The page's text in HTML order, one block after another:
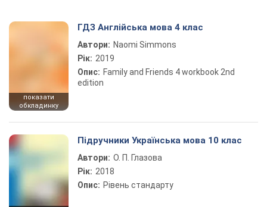
показати
обкладинку
ГДЗ Англійська мова 4 клас
Автори: Naomi Simmons
Рік: 2019
Опис: Family and Friends 4 workbook 2nd
edition
Підручники Українська мова 10 клас
Автори: О. П. Глазова
Рік: 2018
Опис: Рівень стандарту